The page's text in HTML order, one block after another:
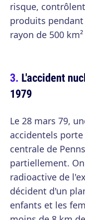
risque,
produits
rayon de 500
L'accident
1979
Le 28 mars 79,
accidentels
centrale de
partiellement.
radioactive de
décident d'un
enfants et les